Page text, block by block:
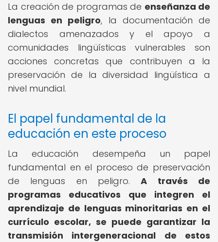
La creación de programas de enseñanza de
lenguas en peligro, la documentación de
dialectos amenazados y el apoyo a
comunidades lingüísticas vulnerables son
acciones concretas que contribuyen a la
preservación de la diversidad lingüística a
nivel mundial.
El papel fundamental de la
educación en este proceso
La educación desempeña un papel
fundamental en el proceso de preservación
de lenguas en peligro.A través de
programas educativos que integren el
aprendizaje de lenguas minoritarias en el
currículo escolar, se puede garantizar la
transmisión intergeneracional de estos